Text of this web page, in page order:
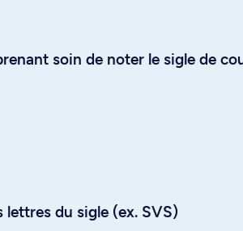
soin de noter le sigle de
lettres du sigle (ex. SVS)